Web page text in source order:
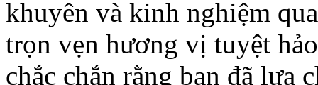
khuyên và kinh nghiệm
trọn vẹn hương vị tuyệt
chắc chắn rằng bạn đã